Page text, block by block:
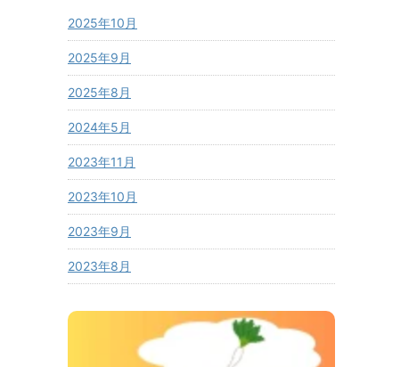
2025年10月
2025年9月
2025年8月
2024年5月
2023年11月
2023年10月
2023年9月
2023年8月